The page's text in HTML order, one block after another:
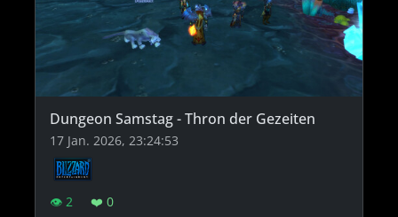
Dungeon Samstag - Thron der Gezeiten
17 Jan. 2026, 23:24:53
👁 2 ❤️ 0